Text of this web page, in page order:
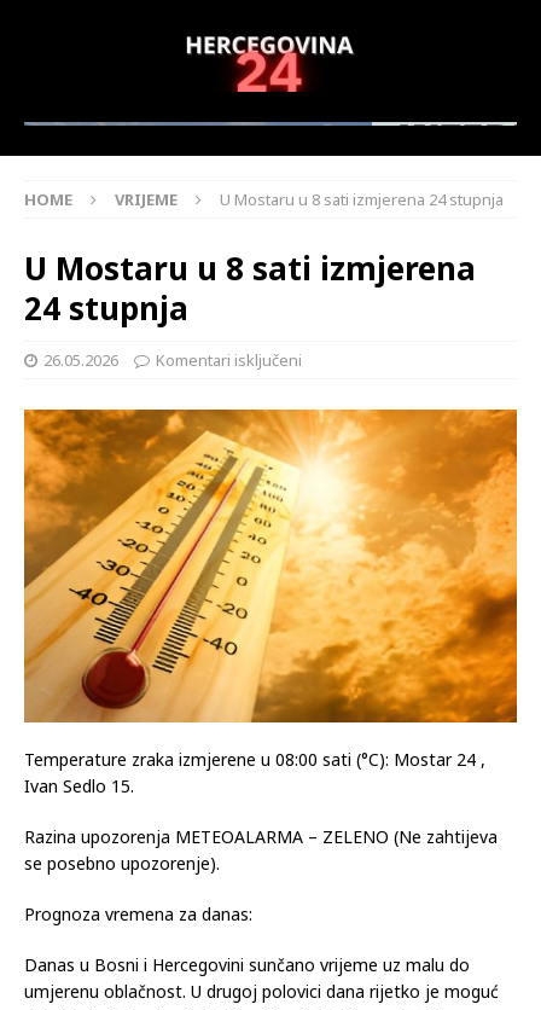
HOME VRIJEME U Mostaru u 8 sati izmjerena 24 stupnja
U Mostaru u 8 sati izmjerena
24 stupnja
26.05.2026 Komentari isključeni
Temperature zraka izmjerene u 08:00 sati (°C): Mostar 24 ,
Ivan Sedlo 15.
Razina upozorenja METEOALARMA – ZELENO (Ne zahtijeva
se posebno upozorenje).